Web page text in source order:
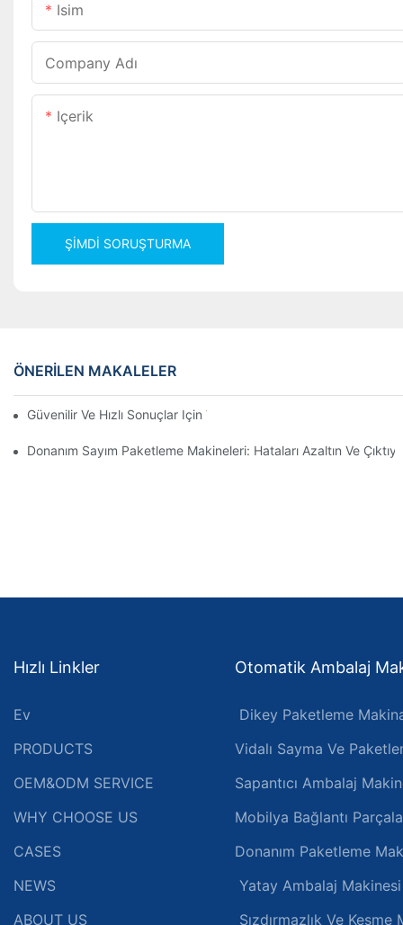
Isim
Company Adı
Içerik
ŞIMDI SORUŞTURMA
ÖNERILEN MAKALELER
Güvenilir Ve Hızlı Sonuçlar Için Vida Sayım Paketleme Makineleri
Donanım Sayım Paketleme Makineleri: Hataları Azaltın Ve Çıktıyı
Hızlı Linkler
Ev
PRODUCTS
OEM&ODM SERVICE
WHY CHOOSE US
CASES
NEWS
ABOUT US
Otomatik Ambalaj
Dikey Paketleme
Vidalı Sayma Ve
Sapantıcı Ambalaj
Mobilya Bağlantı
Donanım Paketleme
Yatay Ambalaj Makinesi
Sızdırmazlık Ve Kesme